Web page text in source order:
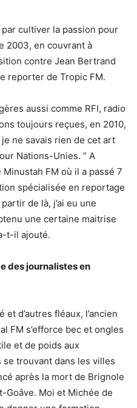
cultiver la passion pour
2003, en couvrant à
contre Jean Bertrand
reporter de Tropic FM.
aussi comme RFI, radio
toujours reçues, en 2010,
ne savais rien de cet art
Nations-Unies. ” A
FM où il a passé 7
spécialisée en reportage
de là, j’ai eu une
une certaine maitrise
t-il ajouté.
des journalistes en
d’autres fléaux, l’ancien
FM s’efforce bec et ongles
et de poids aux
se trouvant dans les villes
après la mort de Brignole
Goâve. Moi et Michée de